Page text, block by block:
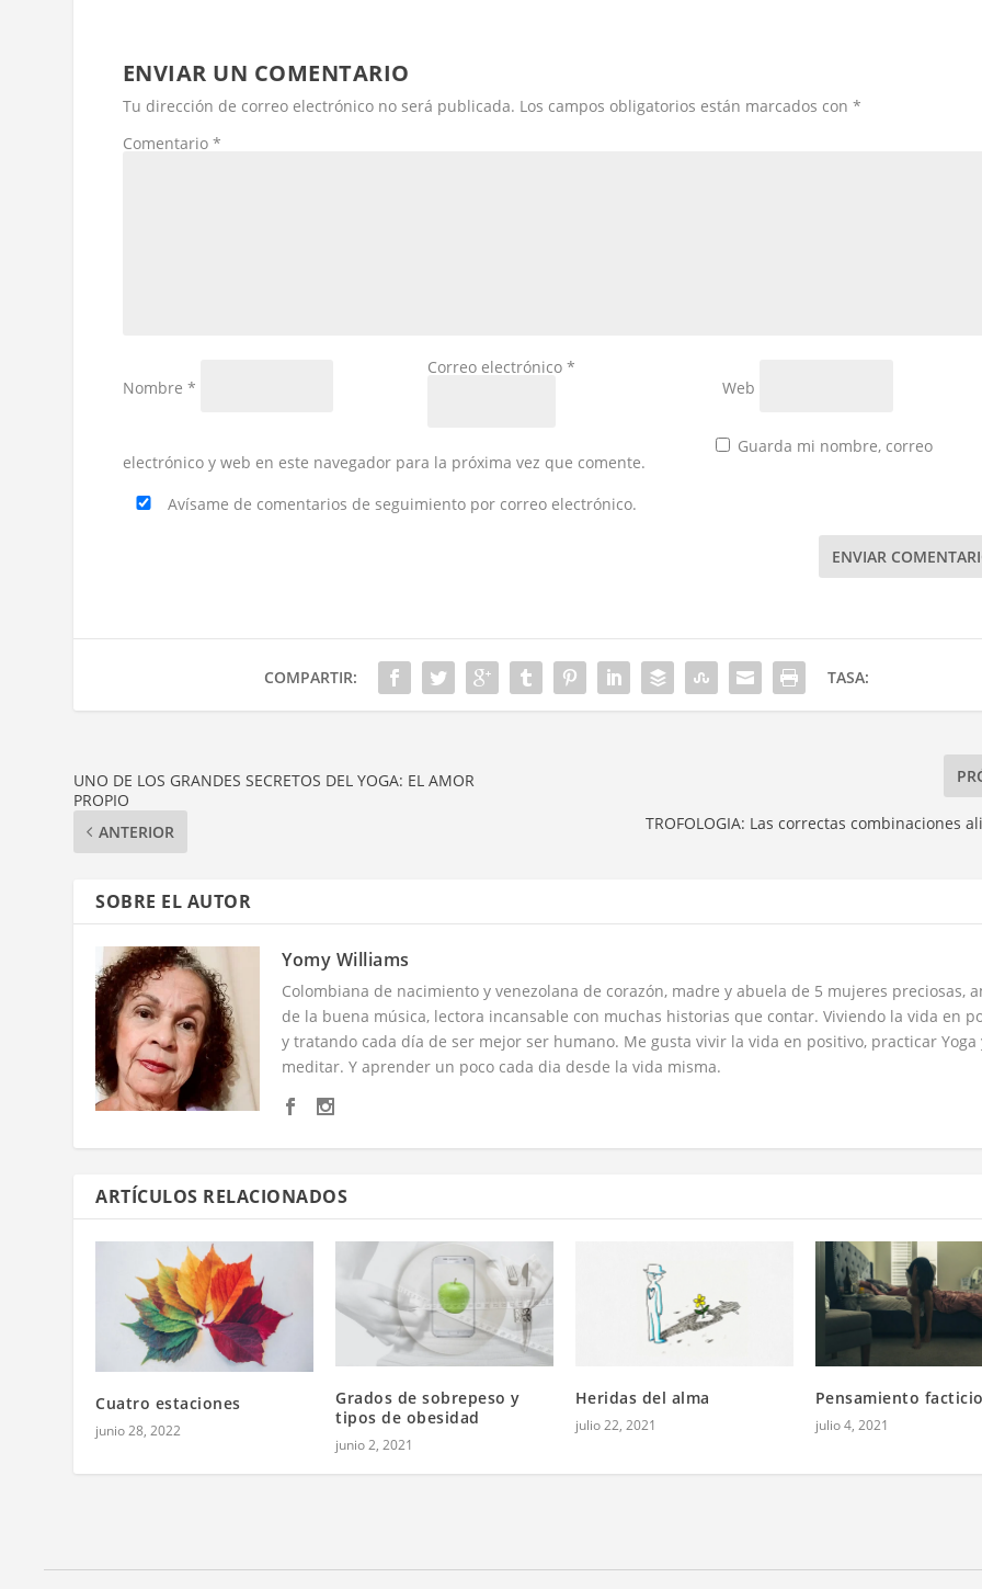
ENVIAR UN COMENTARIO
Tu dirección de correo electrónico no será publicada. Los campos obligatorios están marcados con *
Comentario *
Nombre *
Correo electrónico*
Web
Guarda mi nombre, correo
electrónico y web en este navegador para la próxima vez que comente.
Avísame de comentarios de seguimiento por correo electrónico.
ENVIAR
COMPARTIR: TASA:
UNO DE LOS GRANDES SECRETOS DEL YOGA: EL AMOR
PROPIO
ANTERIOR
TROFOLOGIA: Las correctas combinaciones
SOBRE EL AUTOR
Yomy Williams
Colombiana de nacimiento y venezolana de corazón, madre y abuela de 5 mujeres preciosas,
de la buena música, lectora incansable con muchas historias que contar. Viviendo la vida en
y tratando cada día de ser mejor ser humano. Me gusta vivir la vida en positivo, practicar Yoga
meditar. Y aprender un poco cada dia desde la vida misma.
ARTÍCULOS RELACIONADOS
Cuatro estaciones
junio 28, 2022
Grados de sobrepeso y
tipos de obesidad
junio 2, 2021
Heridas del alma
julio 22, 2021
Pensamiento
julio 4, 2021